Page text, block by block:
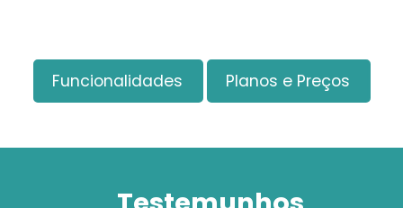
Funcionalidades Planos e Preços